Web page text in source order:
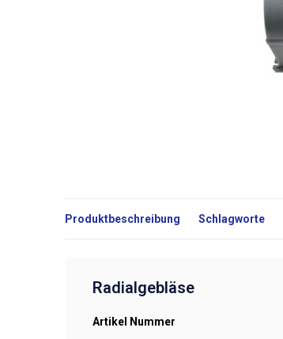
Produktbeschreibung Schlagworte
Radialgebläse
Artikel Nummer